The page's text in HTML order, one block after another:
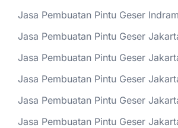
Jasa Pembuatan Pintu Geser
Jasa Pembuatan Pintu Geser
Jasa Pembuatan Pintu Geser
Jasa Pembuatan Pintu Geser
Jasa Pembuatan Pintu Geser
Jasa Pembuatan Pintu Geser